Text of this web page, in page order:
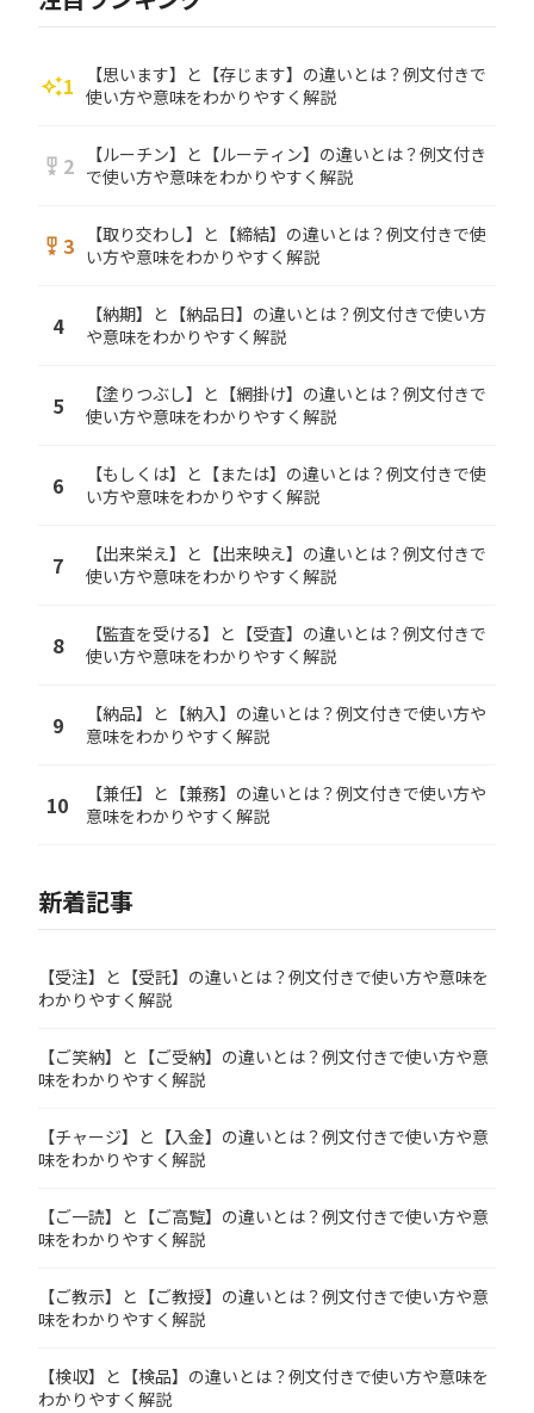
auto_awesome1
【思います】と【存じます】の違いとは？例文付きで
使い方や意味をわかりやすく解説
military_tech 2
【ルーチン】と【ルーティン】の違いとは？例文付き
で使い方や意味をわかりやすく解説
military_tech 3
【取り交わし】と【締結】の違いとは？例文付きで使
い方や意味をわかりやすく解説
4
【納期】と【納品日】の違いとは？例文付きで使い方
や意味をわかりやすく解説
5
【塗りつぶし】と【網掛け】の違いとは？例文付きで
使い方や意味をわかりやすく解説
6
【もしくは】と【または】の違いとは？例文付きで使
い方や意味をわかりやすく解説
7
【出来栄え】と【出来映え】の違いとは？例文付きで
使い方や意味をわかりやすく解説
8
【監査を受ける】と【受査】の違いとは？例文付きで
使い方や意味をわかりやすく解説
9
【納品】と【納入】の違いとは？例文付きで使い方や
意味をわかりやすく解説
10
【兼任】と【兼務】の違いとは？例文付きで使い方や
意味をわかりやすく解説
新着記事
【受注】と【受託】の違いとは？例文付きで使い方や意味を
わかりやすく解説
【ご笑納】と【ご受納】の違いとは？例文付きで使い方や意
味をわかりやすく解説
【チャージ】と【入金】の違いとは？例文付きで使い方や意
味をわかりやすく解説
【ご一読】と【ご高覧】の違いとは？例文付きで使い方や意
味をわかりやすく解説
【ご教示】と【ご教授】の違いとは？例文付きで使い方や意
味をわかりやすく解説
【検収】と【検品】の違いとは？例文付きで使い方や意味を
わかりやすく解説